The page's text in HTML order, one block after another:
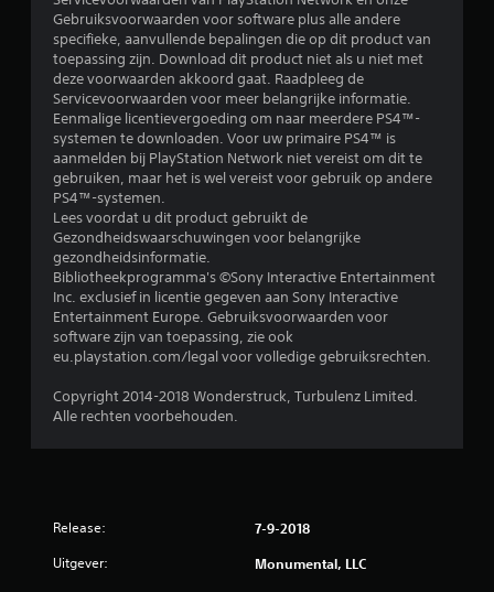
Gebruiksvoorwaarden voor software plus alle andere
specifieke, aanvullende bepalingen die op dit product van
toepassing zijn. Download dit product niet als u niet met
deze voorwaarden akkoord gaat. Raadpleeg de
Servicevoorwaarden voor meer belangrijke informatie.
Eenmalige licentievergoeding om naar meerdere PS4™-
systemen te downloaden. Voor uw primaire PS4™ is
aanmelden bij PlayStation Network niet vereist om dit te
gebruiken, maar het is wel vereist voor gebruik op andere
PS4™-systemen.
Lees voordat u dit product gebruikt de
Gezondheidswaarschuwingen voor belangrijke
gezondheidsinformatie.
Bibliotheekprogramma's ©Sony Interactive Entertainment
Inc. exclusief in licentie gegeven aan Sony Interactive
Entertainment Europe. Gebruiksvoorwaarden voor
software zijn van toepassing, zie ook
eu.playstation.com/legal voor volledige gebruiksrechten.
Copyright 2014-2018 Wonderstruck, Turbulenz Limited.
Alle rechten voorbehouden.
Release: 7-9-2018
Uitgever: Monumental, LLC